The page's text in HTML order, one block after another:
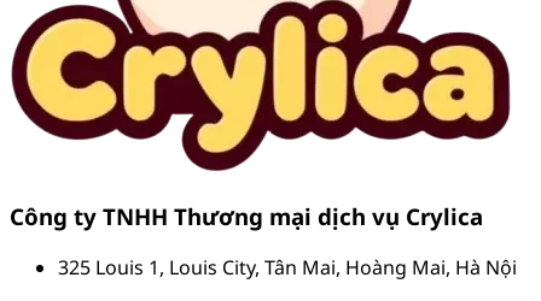
Công ty TNHH Thương mại dịch vụ Crylica
325 Louis 1, Louis City, Tân Mai, Hoàng Mai, Hà Nội